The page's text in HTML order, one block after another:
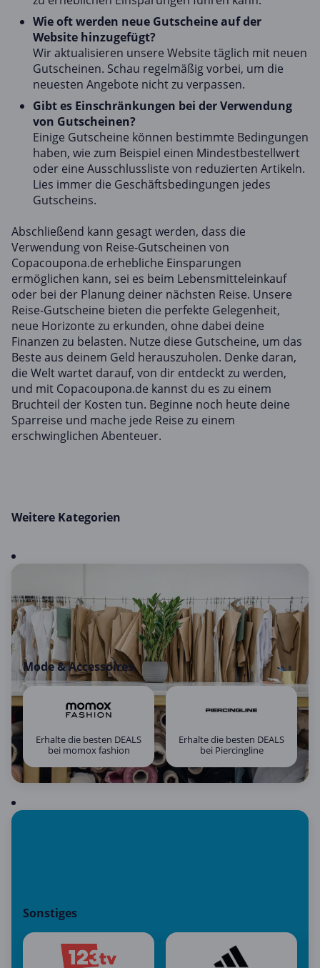
Wie oft werden neue Gutscheine auf der
Website hinzugefügt?
Wir aktualisieren unsere Website täglich mit neuen
Gutscheinen. Schau regelmäßig vorbei, um die
neuesten Angebote nicht zu verpassen.
Gibt es Einschränkungen bei der Verwendung
von Gutscheinen?
Einige Gutscheine können bestimmte Bedingungen
haben, wie zum Beispiel einen Mindestbestellwert
oder eine Ausschlussliste von reduzierten Artikeln.
Lies immer die Geschäftsbedingungen jedes
Gutscheins.
Abschließend kann gesagt werden, dass die
Verwendung von Reise-Gutscheinen von
Copacoupona.de erhebliche Einsparungen
ermöglichen kann, sei es beim Lebensmitteleinkauf
oder bei der Planung deiner nächsten Reise. Unsere
Reise-Gutscheine bieten die perfekte Gelegenheit,
neue Horizonte zu erkunden, ohne dabei deine
Finanzen zu belasten. Nutze diese Gutscheine, um das
Beste aus deinem Geld herauszuholen. Denke daran,
die Welt wartet darauf, von dir entdeckt zu werden,
und mit Copacoupona.de kannst du es zu einem
Bruchteil der Kosten tun. Beginne noch heute deine
Sparreise und mache jede Reise zu einem
erschwinglichen Abenteuer.
Weitere Kategorien
Mode & Accessoires
Erhalte die besten DEALS
bei momox fashion
Erhalte die besten DEALS
bei Piercingline
Sonstiges